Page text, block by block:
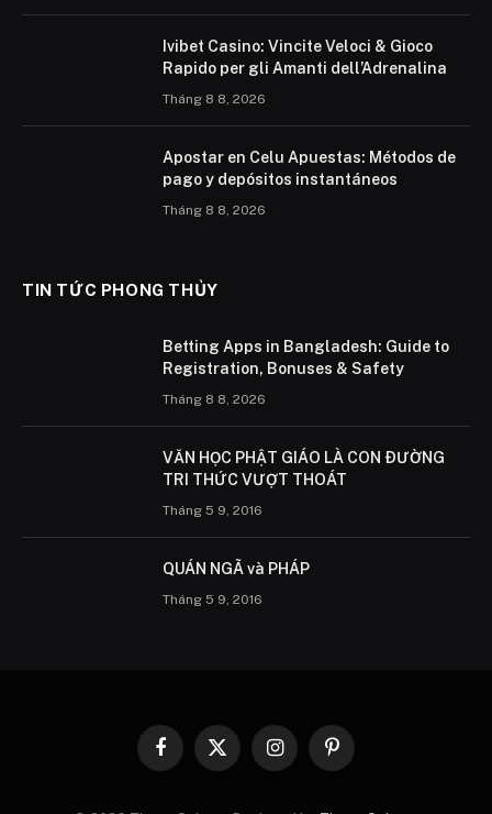
Ivibet Casino: Vincite Veloci & Gioco
Rapido per gli Amanti dell’Adrenalina
Tháng 8 8, 2026
Apostar en Celu Apuestas: Métodos de
pago y depósitos instantáneos
Tháng 8 8, 2026
TIN TỨC PHONG THỦY
Betting Apps in Bangladesh: Guide to
Registration, Bonuses & Safety
Tháng 8 8, 2026
VĂN HỌC PHẬT GIÁO LÀ CON ÐƯỜNG
TRI THỨC VƯỢT THOÁT
Tháng 5 9, 2016
QUÁN NGÃ và PHÁP
Tháng 5 9, 2016
Facebook
X
InstagramPinterest